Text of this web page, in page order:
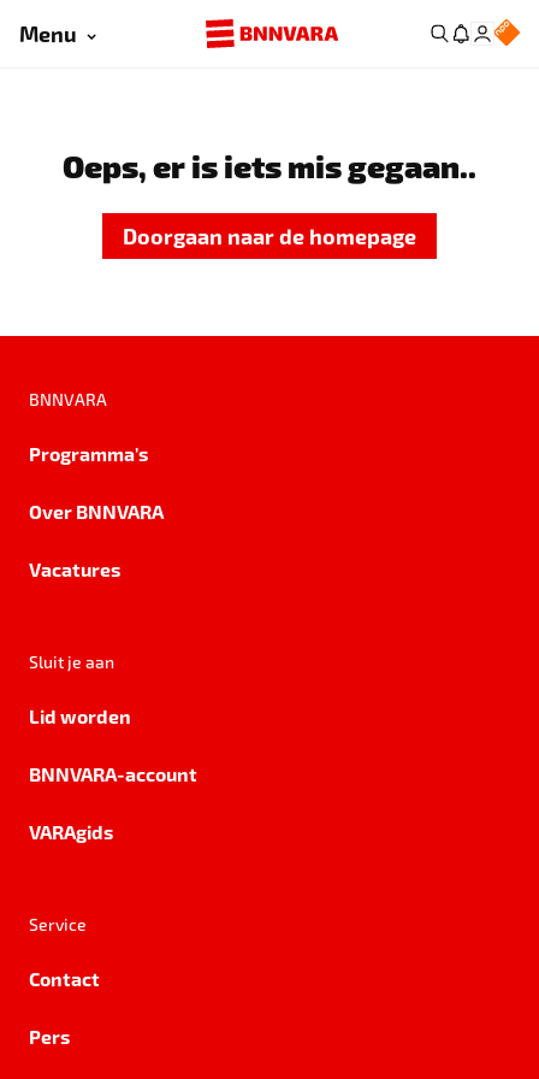
Menu
Oeps, er is iets mis gegaan..
Doorgaan naar de homepage
BNNVARA
Programma's
Over BNNVARA
Vacatures
Sluit je aan
Lid worden
BNNVARA-account
VARAgids
Service
Contact
Pers